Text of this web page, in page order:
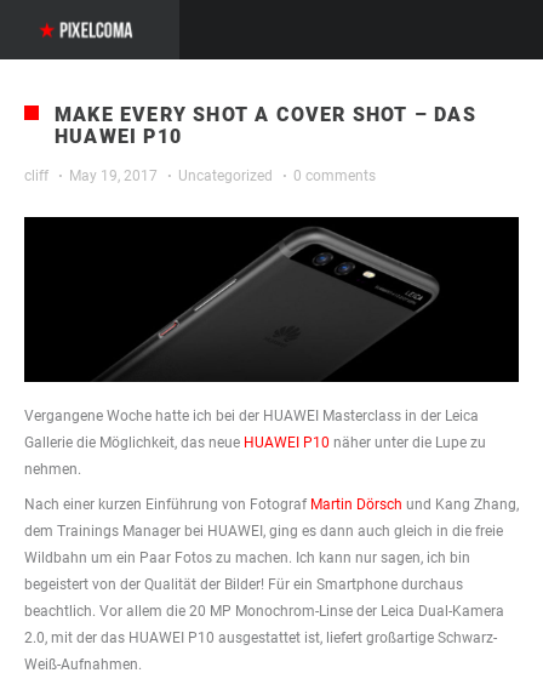
MAKE EVERY SHOT A COVER SHOT – DAS
HUAWEI P10
cliff · May 19, 2017 · Uncategorized · 0 comments
Vergangene Woche hatte ich bei der HUAWEI Masterclass in der Leica
Gallerie die Möglichkeit, das neue HUAWEI P10 näher unter die Lupe zu
nehmen.
Nach einer kurzen Einführung von Fotograf Martin Dörsch und Kang Zhang,
dem Trainings Manager bei HUAWEI, ging es dann auch gleich in die freie
Wildbahn um ein Paar Fotos zu machen. Ich kann nur sagen, ich bin
begeistert von der Qualität der Bilder! Für ein Smartphone durchaus
beachtlich. Vor allem die 20 MP Monochrom-Linse der Leica Dual-Kamera
2.0, mit der das HUAWEI P10 ausgestattet ist, liefert großartige Schwarz-
Weiß-Aufnahmen.